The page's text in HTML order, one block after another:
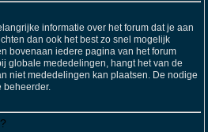
informatie over het forum dat je aan
dan ook het best zo snel mogelijk
bovenaan iedere pagina van het forum
globale mededelingen, hangt het van de
niet mededelingen kan plaatsen. De nodige
beheerder.